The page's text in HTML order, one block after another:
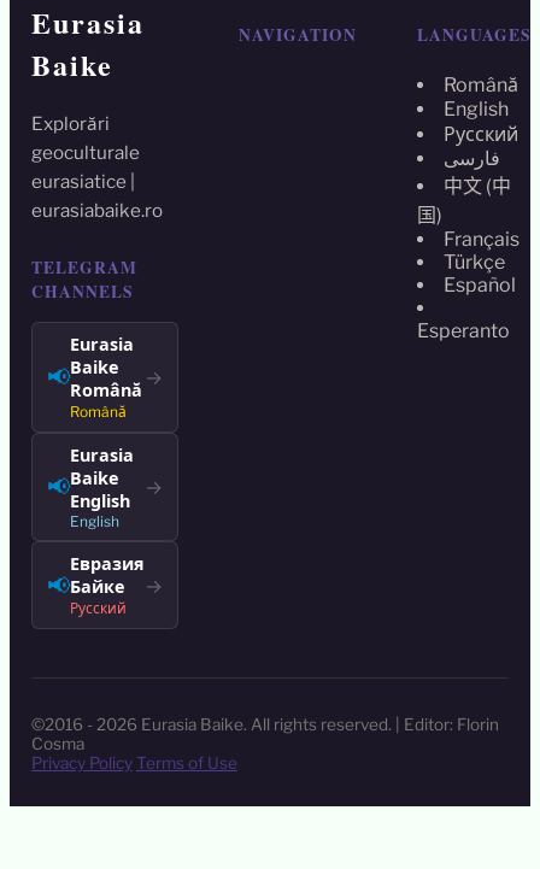
Eurasia
Baike
Explorări
geoculturale
eurasiatice |
eurasiabaike.ro
TELEGRAM
CHANNELS
📢
Eurasia
Baike
Română
Română
→
📢
Eurasia
Baike
English
English
→
📢
Евразия
Байке
Русский
→
NAVIGATION LANGUAGES
Română
English
Русский
فارسی
中文 (中
国)
Français
Türkçe
Español
Esperanto
©2016 - 2026 Eurasia Baike. All rights reserved. | Editor: Florin
Cosma
Privacy PolicyTerms of Use